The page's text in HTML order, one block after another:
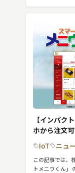
【インパク
ホから注文
IoT ニュ
この記事では、
トメニウくん」